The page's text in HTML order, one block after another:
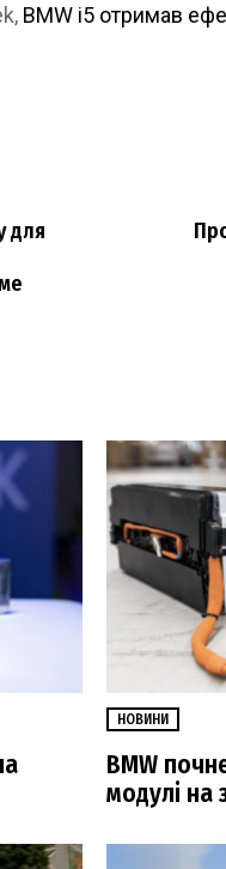
BMW i5 отримав
для
НОВИНИ
BMW
модулі на